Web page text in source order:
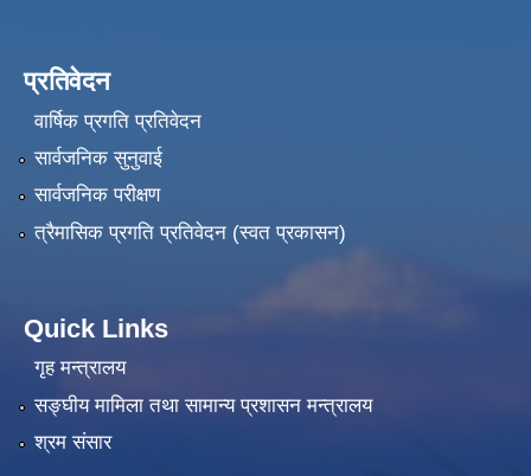
प्रतिवेदन
वार्षिक प्रगति प्रतिवेदन
सार्वजनिक सुनुवाई
सार्वजनिक परीक्षण
त्रैमासिक प्रगति प्रतिवेदन (स्वत प्रकासन)
Quick Links
गृह मन्त्रालय
सङ्‍घीय मामिला तथा सामान्य प्रशासन मन्त्रालय
श्रम संसार